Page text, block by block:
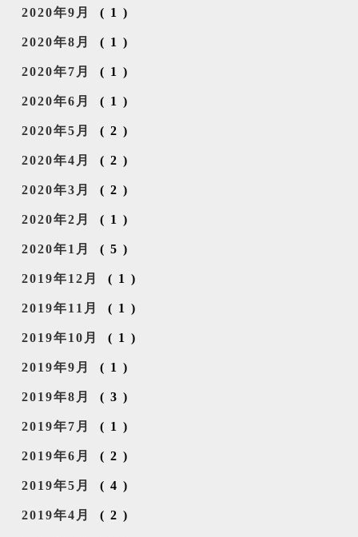
2020年9月 (1)
2020年8月 (1)
2020年7月 (1)
2020年6月 (1)
2020年5月 (2)
2020年4月 (2)
2020年3月 (2)
2020年2月 (1)
2020年1月 (5)
2019年12月 (1)
2019年11月 (1)
2019年10月 (1)
2019年9月 (1)
2019年8月 (3)
2019年7月 (1)
2019年6月 (2)
2019年5月 (4)
2019年4月 (2)